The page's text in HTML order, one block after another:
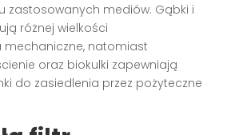
zastosowanych mediów. Gąbki i
różnej wielkości
mechaniczne, natomiast
oraz biokulki zapewniają
do zasiedlenia przez pożyteczne